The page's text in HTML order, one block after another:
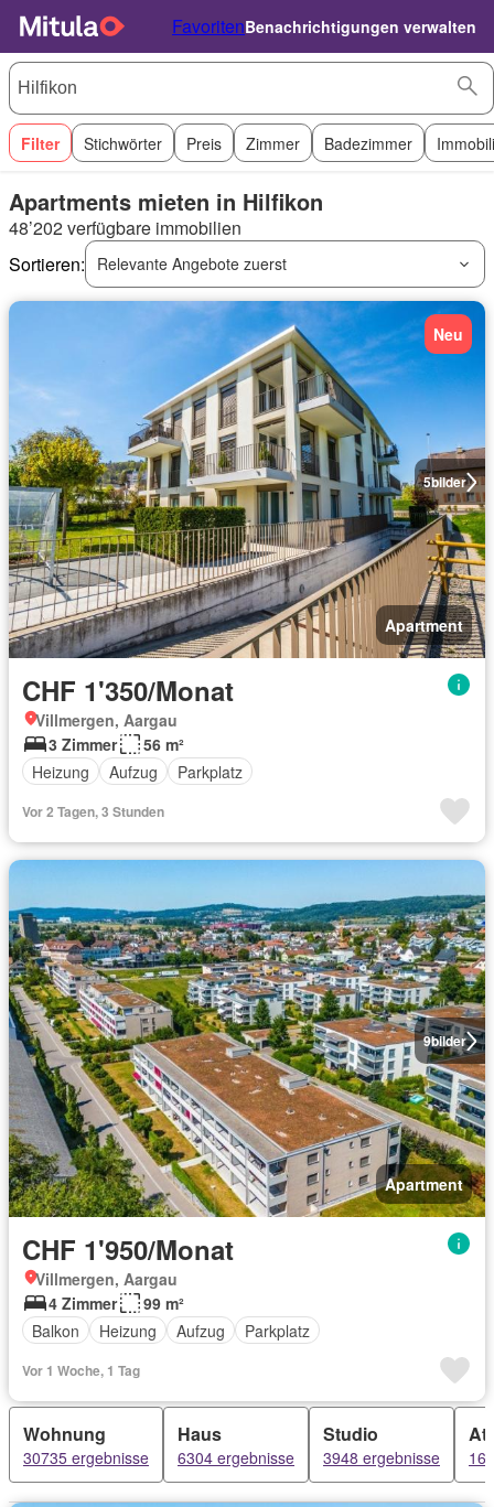
FavoritenBenachrichtigungen verwalten
Filter Stichwörter Preis Zimmer Badezimmer
Apartments mieten in Hilfikon
48’202 verfügbare immobilien
Sortieren:
Relevante Angebote zuerst
5bilder
Neu
Apartment
CHF 1'350/Monat
Villmergen, Aargau
3 Zimmer
56 m²
Heizung
Aufzug Parkplatz
Vor 2 Tagen, 3 Stunden
9bilder
Apartment
CHF 1'950/Monat
Villmergen, Aargau
4 Zimmer
99 m²
Balkon
Heizung Aufzug Parkplatz
Vor 1 Woche, 1 Tag
Wohnung
30735 ergebnisse
Haus
6304 ergebnisse
Studio
3948 ergebnisse